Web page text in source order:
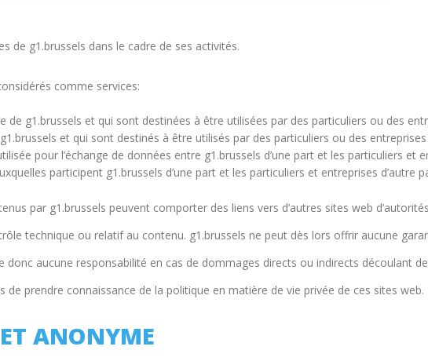
de g1.brussels dans le cadre de ses activités.
comme services:
g1.brussels et qui sont destinées à être utilisées par des particuliers ou des
et qui sont destinés à être utilisés par des particuliers ou des entreprises
pour l’échange de données entre g1.brussels d’une part et les particuliers et
participent g1.brussels d’une part et les particuliers et entreprises d’autre
par g1.brussels peuvent comporter des liens vers d’autres sites web
technique ou relatif au contenu. g1.brussels ne peut dès lors offrir aucune
donc aucune responsabilité en cas de dommages directs ou indirects découlant
prendre connaissance de la politique en matière de vie privée de ces sites web.
ANONYME